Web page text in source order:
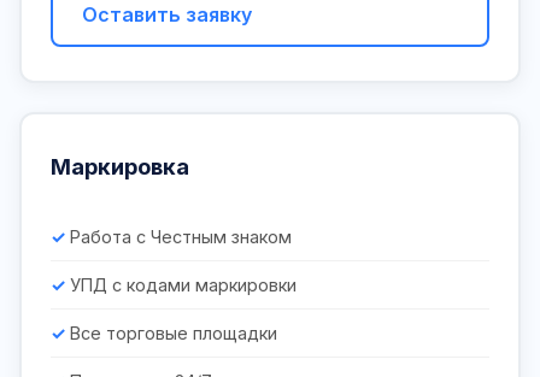
Оставить заявку
Маркировка
Работа с Честным знаком
УПД с кодами маркировки
Все торговые площадки